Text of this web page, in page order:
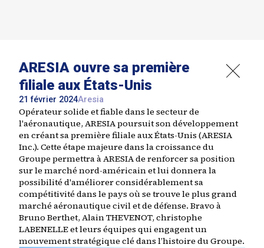
ARESIA ouvre sa première
filiale aux États-Unis
21 février 2024Aresia
Opérateur solide et fiable dans le secteur de
l'aéronautique, ARESIA poursuit son développement
en créant sa première filiale aux États-Unis (ARESIA
Inc.). Cette étape majeure dans la croissance du
Groupe permettra à ARESIA de renforcer sa position
sur le marché nord-américain et lui donnera la
possibilité d'améliorer considérablement sa
compétitivité dans le pays où se trouve le plus grand
marché aéronautique civil et de défense. Bravo à
Bruno Berthet, Alain THEVENOT, christophe
LABENELLE et leurs équipes qui engagent un
mouvement stratégique clé dans l’histoire du Groupe.